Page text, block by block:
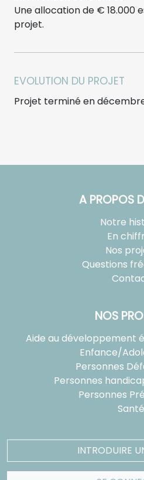
Une allocation de € 18.000
projet.
EVOLUTION DU PROJET
Projet terminé en décembre
A PROPOS
Notre
En
Nos
Questions
NOS
Aide au développement
Enfance/
Personnes
Personnes
Personnes
Santé
INTRODUIRE